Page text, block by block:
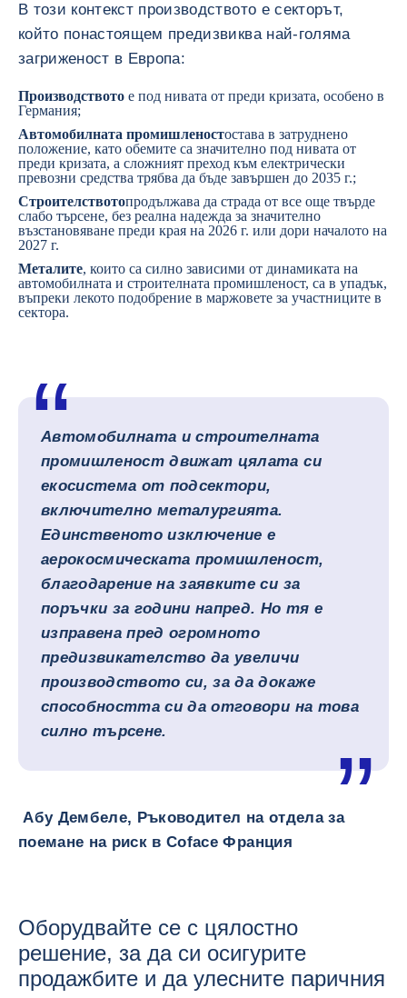
В този контекст производството е секторът,
който понастоящем предизвиква най-голяма
загриженост в Европа:
Производството е под нивата от преди кризата, особено в
Германия;
Автомобилната промишленостостава в затруднено
положение, като обемите са значително под нивата от
преди кризата, а сложният преход към електрически
превозни средства трябва да бъде завършен до 2035 г.;
Строителствотопродължава да страда от все още твърде
слабо търсене, без реална надежда за значително
възстановяване преди края на 2026 г. или дори началото на
2027 г.
Металите, които са силно зависими от динамиката на
автомобилната и строителната промишленост, са в упадък,
въпреки лекото подобрение в маржовете за участниците в
сектора.
Автомобилната и строителната
промишленост движат цялата си
екосистема от подсектори,
включително металургията.
Единственото изключение е
аерокосмическата промишленост,
благодарение на заявките си за
поръчки за години напред. Но тя е
изправена пред огромното
предизвикателство да увеличи
производството си, за да докаже
способността си да отговори на това
силно търсене.
Абу Дембеле, Ръководител на отдела за
поемане на риск в Coface Франция
Оборудвайте се с цялостно
решение, за да си осигурите
продажбите и да улесните паричния